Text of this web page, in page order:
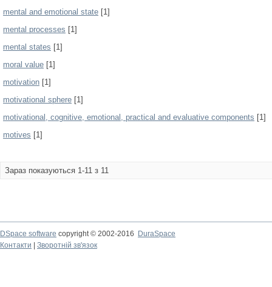
mental and emotional state [1]
mental processes [1]
mental states [1]
moral value [1]
motivation [1]
motivational sphere [1]
motivational, cognitive, emotional, practical and evaluative components [1]
motives [1]
Зараз показуються 1-11 з 11
DSpace software copyright © 2002-2016
DuraSpace
Контакти
Зворотній зв'язок